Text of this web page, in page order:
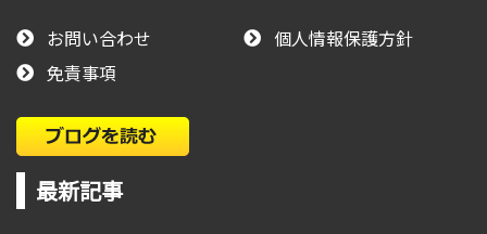
お問い合わせ
個人情報保護方針
免責事項
最新記事